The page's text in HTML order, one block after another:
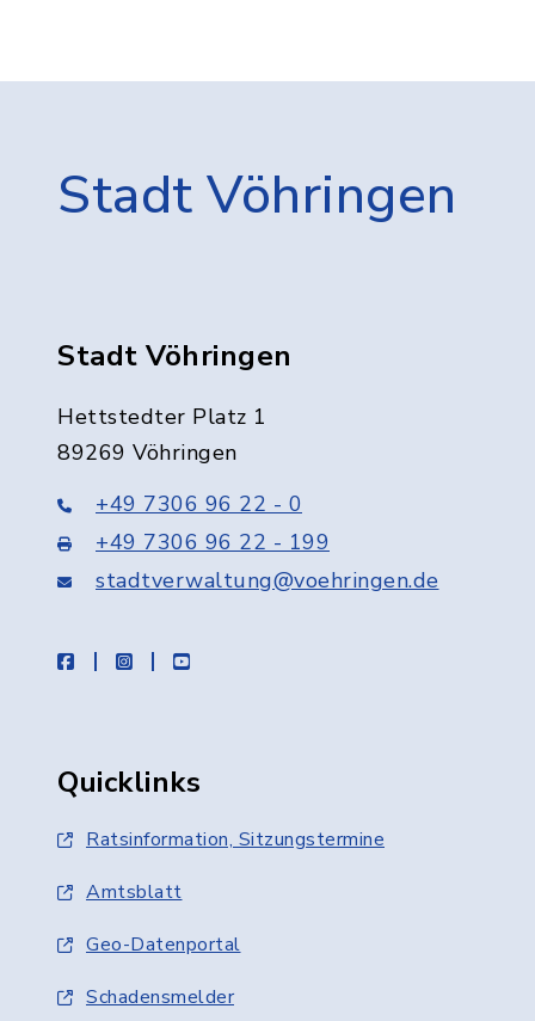
Stadt Vöhringen
Stadt Vöhringen
Hettstedter Platz 1
89269 Vöhringen
+49 7306 96 22 - 0
+49 7306 96 22 - 199
stadtverwaltung@voehringen.de
facebookinstagramyoutube
Quicklinks
Ratsinformation, Sitzungstermine
Amtsblatt
Geo-Datenportal
Schadensmelder